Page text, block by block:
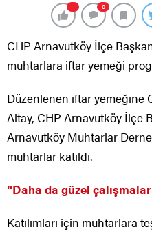
0
CHP Arnavutköy İlçe
muhtarlara iftar yemeği
Düzenlenen iftar yemeğine
Altay, CHP Arnavutköy İlçe
Arnavutköy Muhtarlar
muhtarlar katıldı.
“Daha da güzel
Katılımları için muhtarlara